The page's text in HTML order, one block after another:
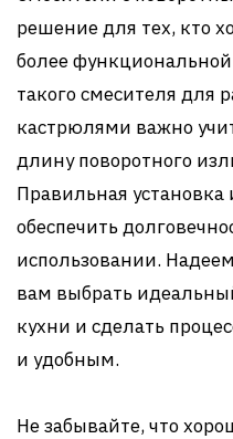
решение для тех, кто
более
такого смесителя для
кастрюлями важно
длину поворотного
Правильная установка
обеспечить
использовании.
вам выбрать
кухни и сделать
и удобным.
Не забывайте, что